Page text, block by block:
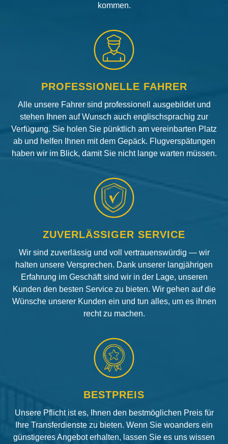
kommen.
PROFESSIONELLE FAHRER
Alle unsere Fahrer sind professionell ausgebildet und
stehen Ihnen auf Wunsch auch englischsprachig zur
Verfügung. Sie holen Sie pünktlich am vereinbarten Platz
ab und helfen Ihnen mit dem Gepäck. Flugverspätungen
haben wir im Blick, damit Sie nicht lange warten müssen.
ZUVERLÄSSIGER SERVICE
Wir sind zuverlässig und voll vertrauenswürdig — wir
halten unsere Versprechen. Dank unserer langjährigen
Erfahrung im Geschäft sind wir in der Lage, unseren
Kunden den besten Service zu bieten. Wir gehen auf die
Wünsche unserer Kunden ein und tun alles, um es ihnen
recht zu machen.
BESTPREIS
Unsere Pflicht ist es, Ihnen den bestmöglichen Preis für
Ihre Transferdienste zu bieten. Wenn Sie woanders ein
günstigeres Angebot erhalten, lassen Sie es uns wissen